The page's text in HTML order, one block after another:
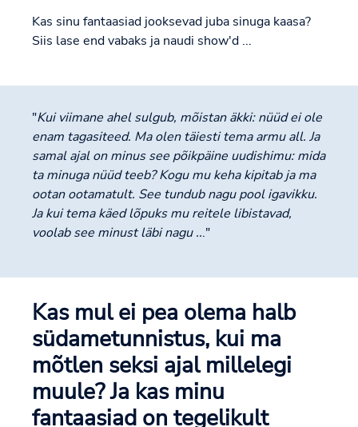
Kas sinu fantaasiad jooksevad juba sinuga kaasa?
Siis lase end vabaks ja naudi show'd ...
"Kui viimane ahel sulgub, mõistan äkki: nüüd ei ole
enam tagasiteed. Ma olen täiesti tema armu all. Ja
samal ajal on minus see põikpäine uudishimu: mida
ta minuga nüüd teeb? Kogu mu keha kipitab ja ma
ootan ootamatult. See tundub nagu pool igavikku.
Ja kui tema käed lõpuks mu reitele libistavad,
voolab see minust läbi nagu ..."
Kas mul ei pea olema halb
südametunnistus, kui ma
mõtlen seksi ajal millelegi
muule? Ja kas minu
fantaasiad on tegelikult